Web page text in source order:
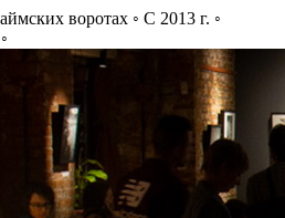
воротах ◦ С 2013 г. ◦